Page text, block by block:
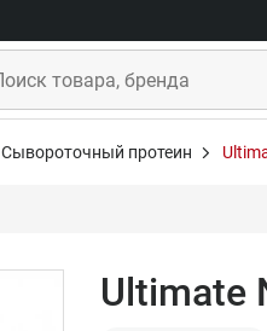
Сывороточный протеин
Ultimate